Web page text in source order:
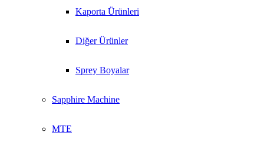
Kaporta Ürünleri
Diğer Ürünler
Sprey Boyalar
Sapphire Machine
MTE